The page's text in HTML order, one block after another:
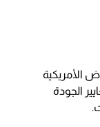
الأمريكية
الجودة